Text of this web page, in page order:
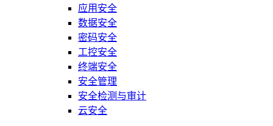
应用安全
数据安全
密码安全
工控安全
终端安全
安全管理
安全检测与审计
云安全